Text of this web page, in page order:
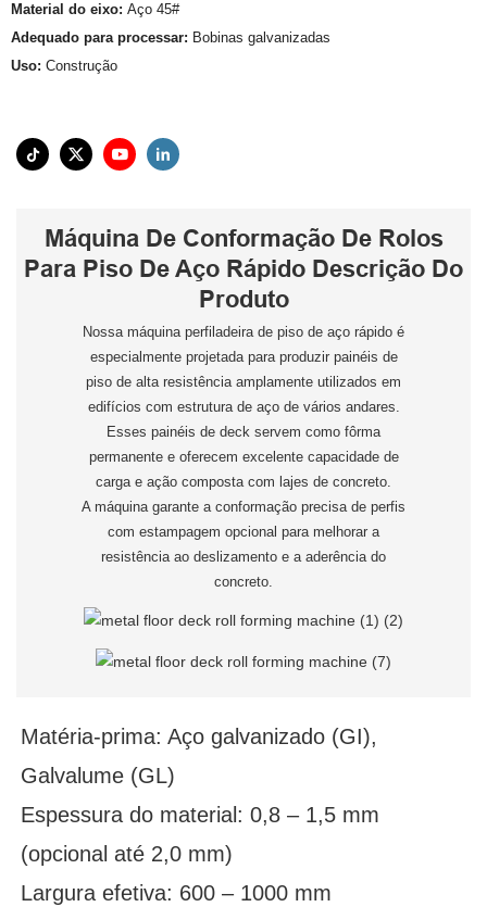
Material do eixo: Aço 45#
Adequado para processar: Bobinas galvanizadas
Uso: Construção
Máquina De Conformação De Rolos
Para Piso De Aço Rápido Descrição Do
Produto
Nossa máquina perfiladeira de piso de aço rápido é
especialmente projetada para produzir painéis de
piso de alta resistência amplamente utilizados em
edifícios com estrutura de aço de vários andares.
Esses painéis de deck servem como fôrma
permanente e oferecem excelente capacidade de
carga e ação composta com lajes de concreto.
A máquina garante a conformação precisa de perfis
com estampagem opcional para melhorar a
resistência ao deslizamento e a aderência do
concreto.
Matéria-prima: Aço galvanizado (GI),
Galvalume (GL)
Espessura do material: 0,8 – 1,5 mm
(opcional até 2,0 mm)
Largura efetiva: 600 – 1000 mm